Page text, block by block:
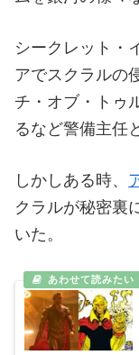
シークレット・
アでスクラルの
チ・オブ・トゥ
るなど警備主任
しかしある時、
クラルが秘密裏
いた。